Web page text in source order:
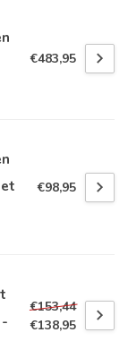
€483,95
€98,95
€153,44
€138,95